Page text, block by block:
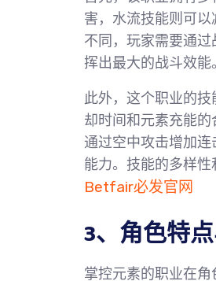
害，水流技能则可
不同，玩家需要通
挥出最大的战斗效能。
此外，这个职业的
却时间和元素充能
通过空中攻击增加
能力。技能的多样性
Betfair必发官网
3、角色特
掌控元素的职业在